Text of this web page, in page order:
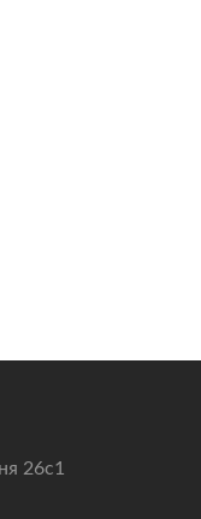
26с1